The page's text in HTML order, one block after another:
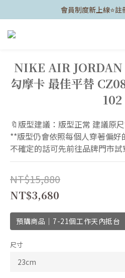
會員制度新上線⭐️
NIKE AIR
勾摩卡 最佳平替
102
🔖版型建議：版型正常 建議原
**版型仍會依照每個人穿著偏
不確定的話可先前往品牌門市試
NT$15,880
NT$3,680
預購商品｜7-21個工作天內抵台
尺寸